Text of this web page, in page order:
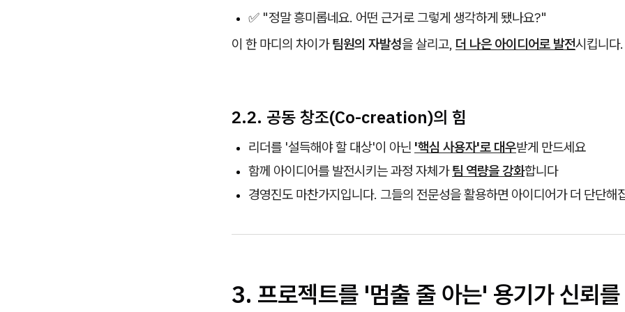
✅ "정말 흥미롭네요. 어떤 근거로 그렇게 생각하게 됐나요?"
이 한 마디의 차이가팀원의 자발성을 살리고, 더 나은 아이디어로 발전시킵니다.
2.2. 공동 창조(Co-creation)의 힘
리더를 '설득해야 할 대상'이 아닌 '핵심 사용자'로 대우받게 만드세요
함께 아이디어를 발전시키는 과정 자체가팀 역량을 강화합니다
경영진도 마찬가지입니다. 그들의 전문성을 활용하면 아이디어가 더 단단해
3. 프로젝트를 '멈출 줄 아는' 용기가 신뢰를